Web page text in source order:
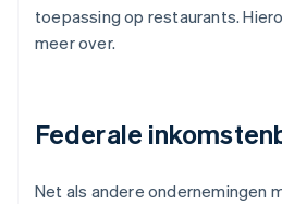
toepassing op restaurants.
meer over.
Federale
Net als andere ondernemingen